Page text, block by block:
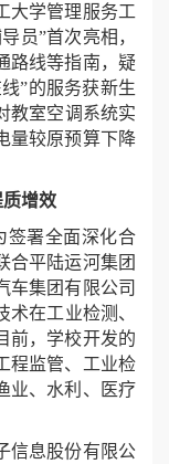
学管理服务工
员”首次亮相，
路线等指南，疑
”的服务获新生
教室空调系统实
量较原预算下降
增效
署全面深化合
合平陆运河集团
车集团有限公司
在工业检测、
前，学校开发的
程监管、工业检
业、水利、医疗
息股份有限公